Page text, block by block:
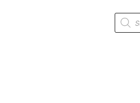
Products
search